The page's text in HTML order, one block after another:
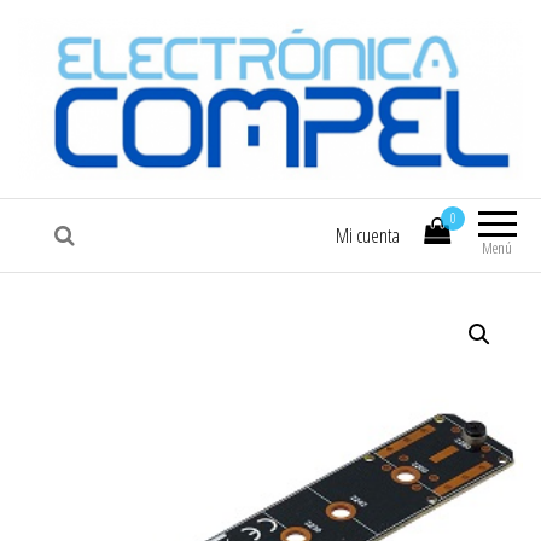
COMPEL Electrónica COMPEL
Menú
0
Mi cuenta